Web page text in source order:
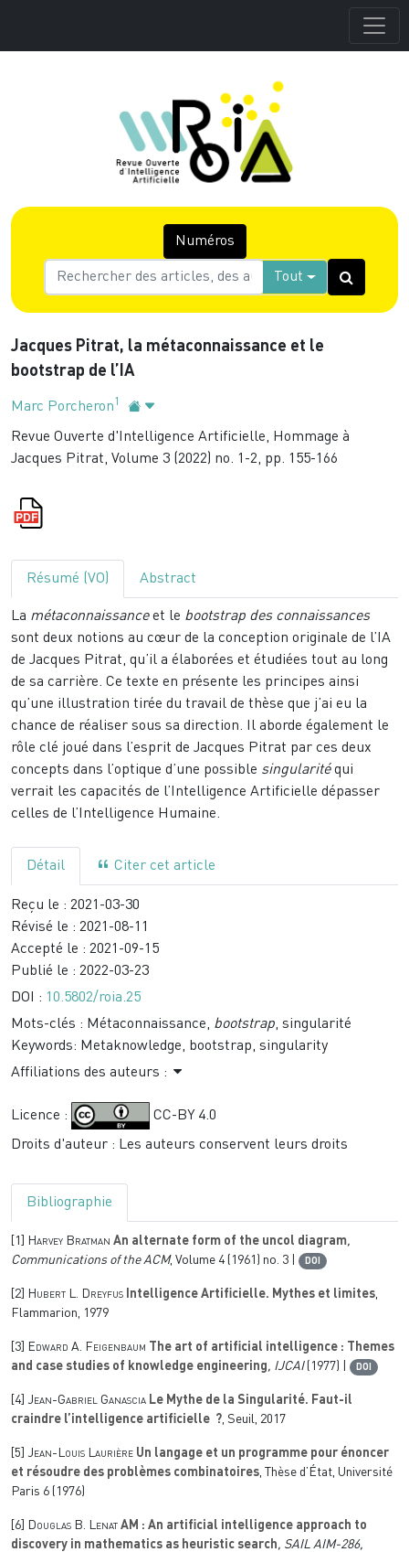
Numéros
Tout
Jacques Pitrat, la métaconnaissance et le
bootstrap de l’IA
Marc Porcheron 1
Revue Ouverte d'Intelligence Artificielle, Hommage à
Jacques Pitrat, Volume 3 (2022) no. 1-2, pp. 155-166
Résumé (VO) Abstract
La métaconnaissanceet le bootstrap des connaissances
sont deux notions au cœur de la conception originale de l’IA
de Jacques Pitrat, qu’il a élaborées et étudiées tout au long
de sa carrière. Ce texte en présente les principes ainsi
qu’une illustration tirée du travail de thèse que j’ai eu la
chance de réaliser sous sa direction. Il aborde également le
rôle clé joué dans l’esprit de Jacques Pitrat par ces deux
concepts dans l’optique d’une possible singularitéqui
verrait les capacités de l’Intelligence Artificielle dépasser
celles de l’Intelligence Humaine.
Détail Citer cet article
Reçu le : 2021-03-30
Révisé le : 2021-08-11
Accepté le : 2021-09-15
Publié le : 2022-03-23
DOI : 10.5802/roia.25
Mots-clés : Métaconnaissance, bootstrap, singularité
Keywords: Metaknowledge, bootstrap, singularity
Affiliations des auteurs :
Licence : CC-BY 4.0
Droits d'auteur : Les auteurs conservent leurs droits
Bibliographie
[1] Harvey Bratman An alternate form of the uncol diagram,
Communications of the ACM, Volume 4(1961) no. 3 | DOI
[2] Hubert L. Dreyfus Intelligence Artificielle. Mythes et limites,
Flammarion, 1979
[3] Edward A. Feigenbaum The art of artificial intelligence : Themes
and case studies of knowledge engineering, IJCAI(1977) | DOI
[4] Jean-Gabriel Ganascia Le Mythe de la Singularité. Faut-il
craindre l’intelligence artificielle ?, Seuil, 2017
[5] Jean-Louis Laurière Un langage et un programme pour énoncer
et résoudre des problèmes combinatoires, Thèse d’État, Université
Paris 6 (1976)
[6] Douglas B. Lenat AM : An artificial intelligence approach to
discovery in mathematics as heuristic search, SAIL AIM-286,